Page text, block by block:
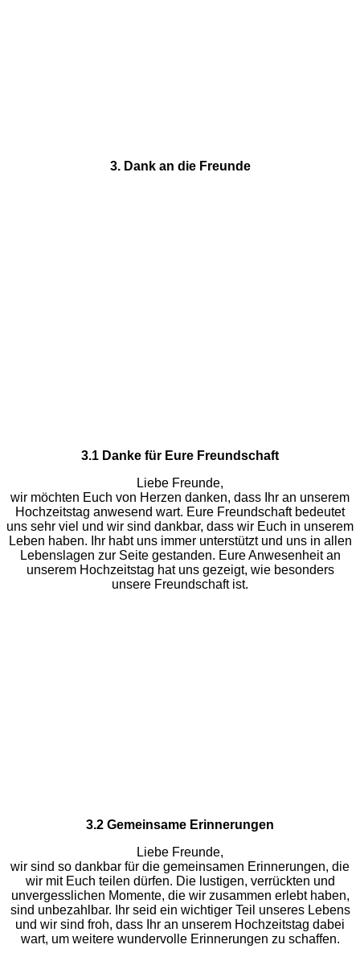
3. Dank an die Freunde
3.1 Danke für Eure Freundschaft
Liebe Freunde,
wir möchten Euch von Herzen danken, dass Ihr an unserem
Hochzeitstag anwesend wart. Eure Freundschaft bedeutet
uns sehr viel und wir sind dankbar, dass wir Euch in unserem
Leben haben. Ihr habt uns immer unterstützt und uns in allen
Lebenslagen zur Seite gestanden. Eure Anwesenheit an
unserem Hochzeitstag hat uns gezeigt, wie besonders
unsere Freundschaft ist.
3.2 Gemeinsame Erinnerungen
Liebe Freunde,
wir sind so dankbar für die gemeinsamen Erinnerungen, die
wir mit Euch teilen dürfen. Die lustigen, verrückten und
unvergesslichen Momente, die wir zusammen erlebt haben,
sind unbezahlbar. Ihr seid ein wichtiger Teil unseres Lebens
und wir sind froh, dass Ihr an unserem Hochzeitstag dabei
wart, um weitere wundervolle Erinnerungen zu schaffen.